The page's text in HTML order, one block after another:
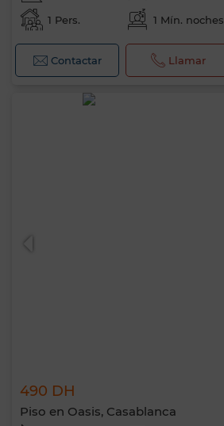
1 Pers. 1 Mín. noches
Contactar Llamar
490 DH
Piso en Oasis, Casablanca